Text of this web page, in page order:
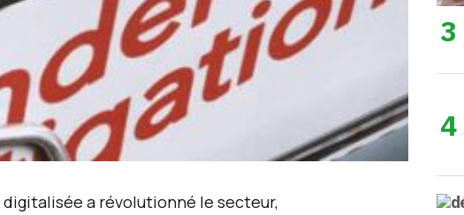
digitalisée a révolutionné le secteur,